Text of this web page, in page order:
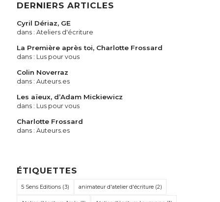
DERNIERS ARTICLES
Cyril Dériaz, GE
dans : Ateliers d'écriture
La Première après toi, Charlotte Frossard
dans : Lus pour vous
Colin Noverraz
dans : Auteurs.es
Les aïeux, d’Adam Mickiewicz
dans : Lus pour vous
Charlotte Frossard
dans : Auteurs.es
ÉTIQUETTES
5 Sens Editions(3) animateur d'atelier d'écriture(2)